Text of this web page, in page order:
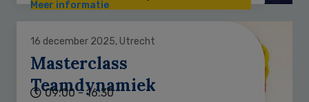
Meer informatie
16 december 2025, Utrecht
Masterclass
Teamdynamiek
09:00 - 16:30